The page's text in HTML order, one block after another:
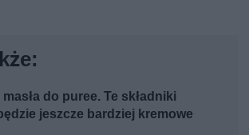
do puree. Te składniki
jeszcze bardziej kremowe